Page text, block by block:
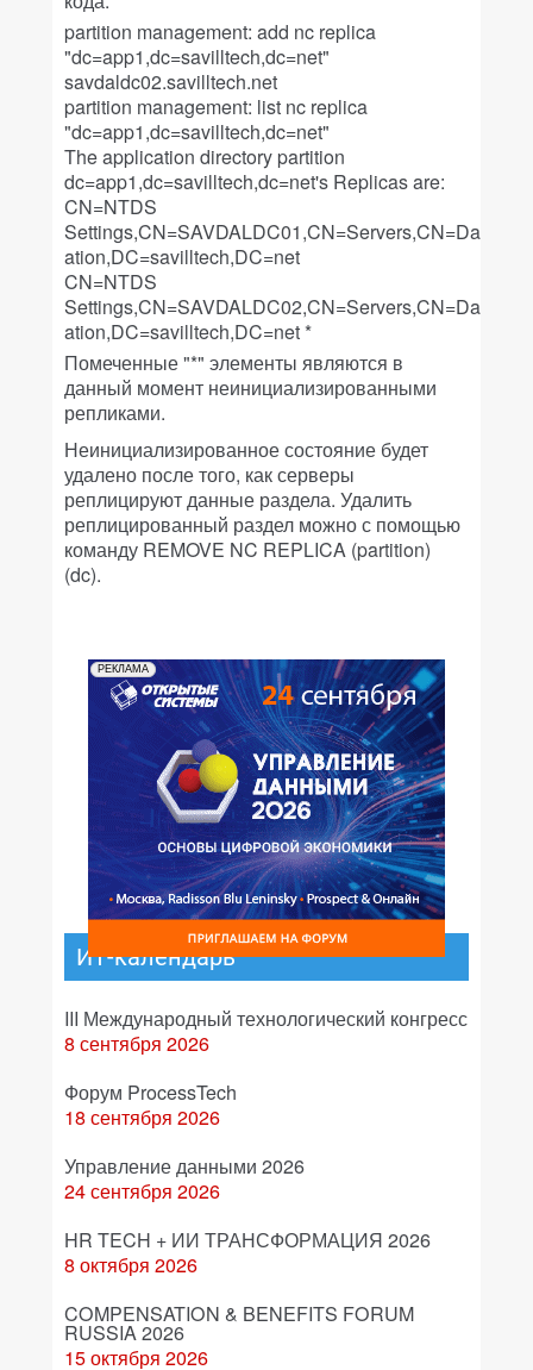
partition management: add nc replica
"dc=app1,dc=savilltech,dc=net"
savdaldc02.savilltech.net
partition management: list nc replica
"dc=app1,dc=savilltech,dc=net"
The application directory partition
dc=app1,dc=savilltech,dc=net's Replicas are:
CN=NTDS
ation,DC=savilltech,DC=net
CN=NTDS
ation,DC=savilltech,DC=net *
Помеченные "*" элементы являются в
данный момент неинициализированными
репликами.
Неинициализированное состояние будет
удалено после того, как серверы
реплицируют данные раздела. Удалить
реплицированный раздел можно с помощью
команду REMOVE NC REPLICA (partition)
(dc).
РЕКЛАМА
ИТ-календарь
III Международный технологический конгресс
8 сентября 2026
Форум ProcessTech
18 сентября 2026
Управление данными 2026
24 сентября 2026
HR TECH + ИИ ТРАНСФОРМАЦИЯ 2026
8 октября 2026
COMPENSATION & BENEFITS FORUM
RUSSIA 2026
15 октября 2026